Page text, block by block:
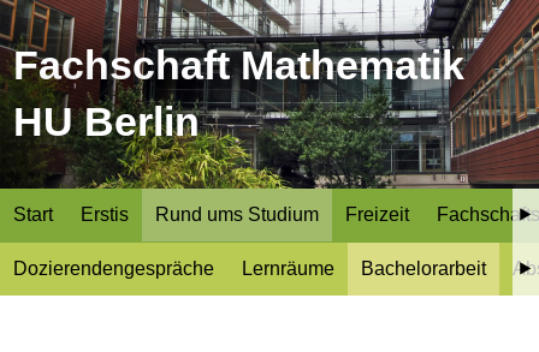
Fachschaft Mathematik
HU Berlin
Start Erstis Rund ums Studium Freizeit
Dozierendengespräche Lernräume Bachelorarbeit